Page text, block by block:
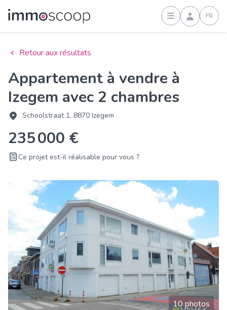
Connexion
FR
Retour aux résultats
Appartement à vendre à
Izegem avec 2 chambres
Schoolstraat 1, 8870 Izegem
235 000 €
Ce projet est-il réalisable pour vous ?
10 photos